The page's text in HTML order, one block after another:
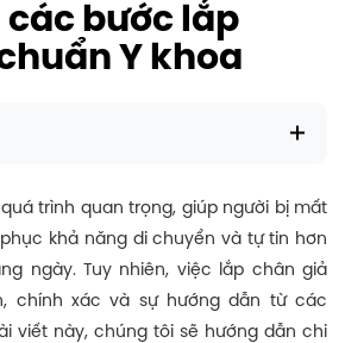
bước lắp
Y khoa
trình quan trọng, giúp người bị mất
khả năng di chuyển và tự tin hơn
ngày. Tuy nhiên, việc lắp chân giả
chính xác và sự hướng dẫn từ các
viết này, chúng tôi sẽ hướng dẫn chi